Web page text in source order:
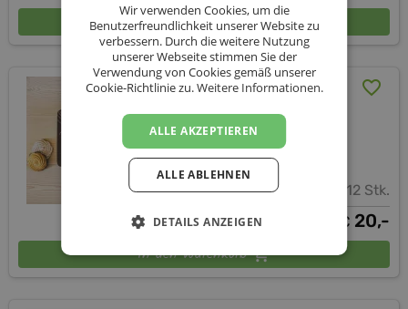
In den Warenkorb
Gramastettner Krapferl 12
Hummel’s Backmanufactur
12 Stk.
€ 20,-
In den Warenkorb
Wir verwenden Cookies, um die
Benutzerfreundlichkeit unserer Website zu
verbessern. Durch die weitere Nutzung
unserer Webseite stimmen Sie der
Verwendung von Cookies gemäß unserer
Cookie-Richtlinie zu.Weitere Informationen.
ALLE AKZEPTIEREN
ALLE ABLEHNEN
DETAILS ANZEIGEN